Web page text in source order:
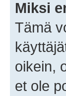
Miksi
Tämä
oikein,
et ole